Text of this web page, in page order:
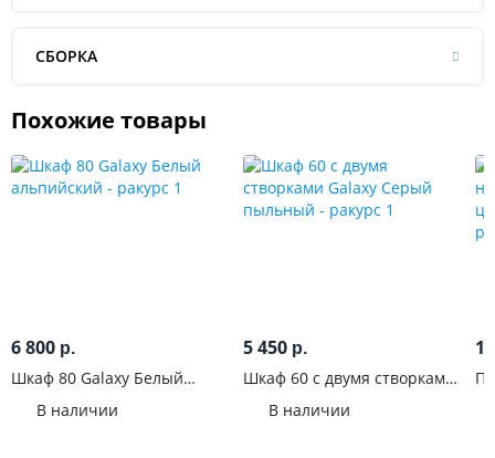
СБОРКА
Похожие товары
6 800 р.
Шкаф 80 Galaxy Белый
В наличии
5 450 р.
Шкаф 60 с двумя створками
В наличии
1